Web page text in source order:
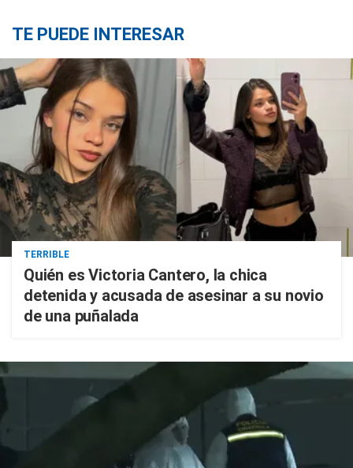
TE PUEDE INTERESAR
TERRIBLE
Quién es Victoria Cantero, la chica
detenida y acusada de asesinar a su novio
de una puñalada